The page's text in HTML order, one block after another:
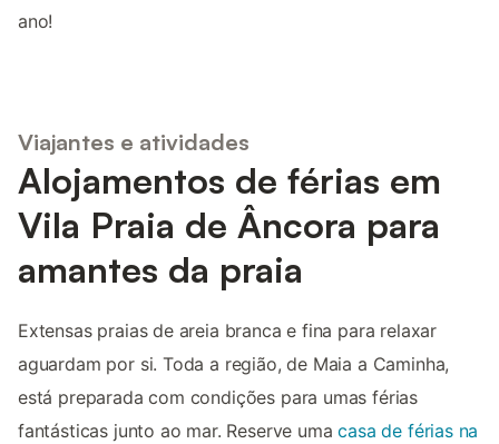
ano!
Viajantes e atividades
Alojamentos de férias em
Vila Praia de Âncora para
amantes da praia
Extensas praias de areia branca e fina para relaxar
aguardam por si. Toda a região, de Maia a Caminha,
está preparada com condições para umas férias
fantásticas junto ao mar. Reserve umacasa de férias na